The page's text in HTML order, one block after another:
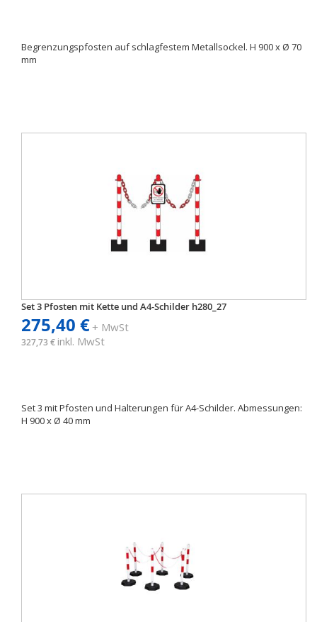
Begrenzungspfosten auf schlagfestem Metallsockel. H 900 x Ø 70
mm
Set 3 Pfosten mit Kette und A4-Schilder h280_27
275,40 €+ MwSt
327,73 € inkl. MwSt
Set 3 mit Pfosten und Halterungen für A4-Schilder. Abmessungen:
H 900 x Ø 40 mm